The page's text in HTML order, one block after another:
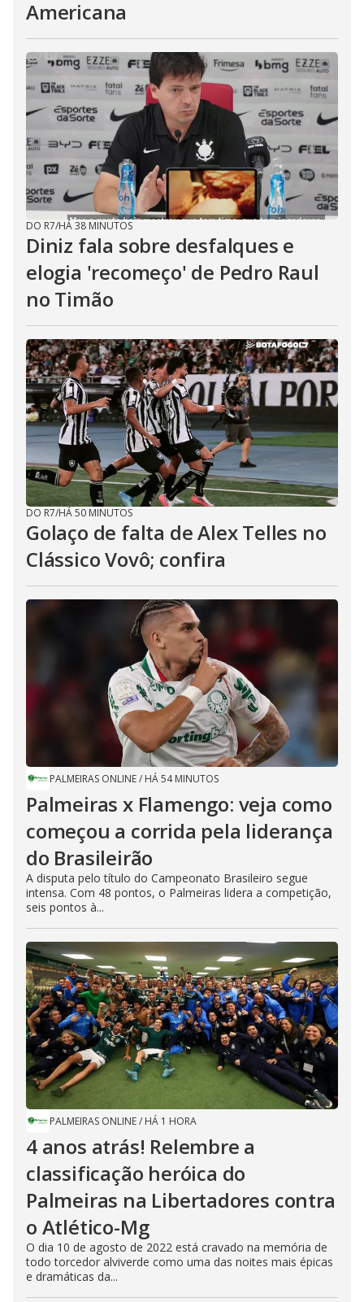
Americana
DO R7/HÁ 38 MINUTOS
Diniz fala sobre desfalques e
elogia 'recomeço' de Pedro Raul
no Timão
DO R7/HÁ 50 MINUTOS
Golaço de falta de Alex Telles no
Clássico Vovô; confira
PALMEIRAS ONLINE/ HÁ 54 MINUTOS
Palmeiras x Flamengo: veja como
começou a corrida pela liderança
do Brasileirão
A disputa pelo título do Campeonato Brasileiro segue
intensa. Com 48 pontos, o Palmeiras lidera a competição,
seis pontos à...
PALMEIRAS ONLINE/ HÁ 1 HORA
4 anos atrás! Relembre a
classificação heróica do
Palmeiras na Libertadores contra
o Atlético-Mg
O dia 10 de agosto de 2022 está cravado na memória de
todo torcedor alviverde como uma das noites mais épicas
e dramáticas da...